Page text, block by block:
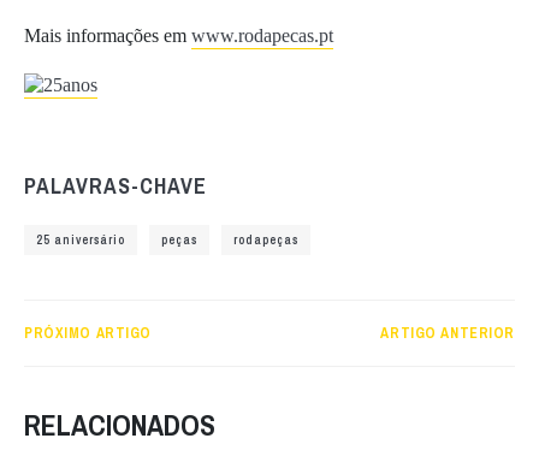
Mais informações em www.rodapecas.pt
PALAVRAS-CHAVE
25 aniversário peças rodapeças
PRÓXIMO ARTIGO ARTIGO ANTERIOR
RELACIONADOS